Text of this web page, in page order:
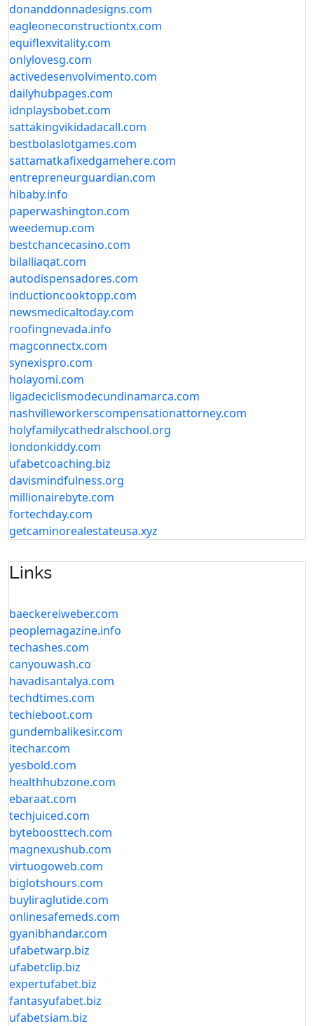
donanddonnadesigns.com
eagleoneconstructiontx.com
equiflexvitality.com
onlylovesg.com
activedesenvolvimento.com
dailyhubpages.com
idnplaysbobet.com
sattakingvikidadacall.com
bestbolaslotgames.com
sattamatkafixedgamehere.com
entrepreneurguardian.com
hibaby.info
paperwashington.com
weedemup.com
bestchancecasino.com
bilalliaqat.com
autodispensadores.com
inductioncooktopp.com
newsmedicaltoday.com
roofingnevada.info
magconnectx.com
synexispro.com
holayomi.com
ligadeciclismodecundinamarca.com
nashvilleworkerscompensationattorney.com
holyfamilycathedralschool.org
londonkiddy.com
ufabetcoaching.biz
davismindfulness.org
millionairebyte.com
fortechday.com
getcaminorealestateusa.xyz
Links
baeckereiweber.com
peoplemagazine.info
techashes.com
canyouwash.co
havadisantalya.com
techdtimes.com
techieboot.com
gundembalikesir.com
itechar.com
yesbold.com
healthhubzone.com
ebaraat.com
techjuiced.com
byteboosttech.com
magnexushub.com
virtuogoweb.com
biglotshours.com
buyliraglutide.com
onlinesafemeds.com
gyanibhandar.com
ufabetwarp.biz
ufabetclip.biz
expertufabet.biz
fantasyufabet.biz
ufabetsiam.biz